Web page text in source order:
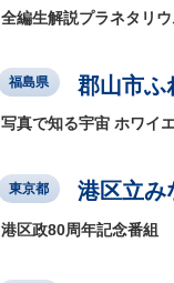
全編生解説プラネタリ
福島県 郡山市
写真で知る宇宙 ホワイ
東京都 港区立み
港区政80周年記念番組